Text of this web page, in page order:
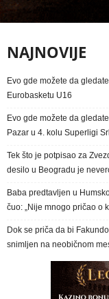
NAJNOVIJE
Evo gde možete da
Eurobasketu U16
Evo gde možete da
Pazar u 4. kolu Superligi
Tek što je potpisao za
desilo u Beogradu je
Baba predtavljen u
čuo: „Nije mnogo pričao o
Dok se priča da bi
snimljen na neobičnom